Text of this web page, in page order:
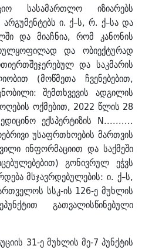
სასამართლო იზიარებს
ი. ქ–ს, რ. ქ–სა და
და მიაჩნია, რომ კანონის
და ობიექტურად
და საკმარის
(მოწმეთა ჩვენებებით,
შემთხვევის ადგილის
ოქმებით, 2022 წლის 28
ექსპერტიზის N..........
უსაფრთხოების მართვის
ინფორმაციით და საქმეში
გონივრულ ეჭვს
მსჯავრდებულების: ი. ქ–ს,
სსკ-ის 126-ე მუხლის
გათვალისწინებული
31-ე მუხლის მე-7 პუნქტის